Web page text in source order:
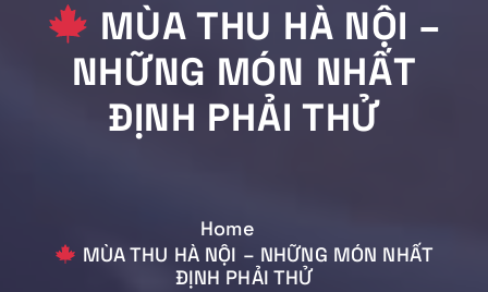
MÙA THU HÀ NỘI –
NHỮNG MÓN NHẤT
ĐỊNH PHẢI THỬ
Home
MÙA THU HÀ NỘI – NHỮNG MÓN NHẤT
ĐỊNH PHẢI THỬ